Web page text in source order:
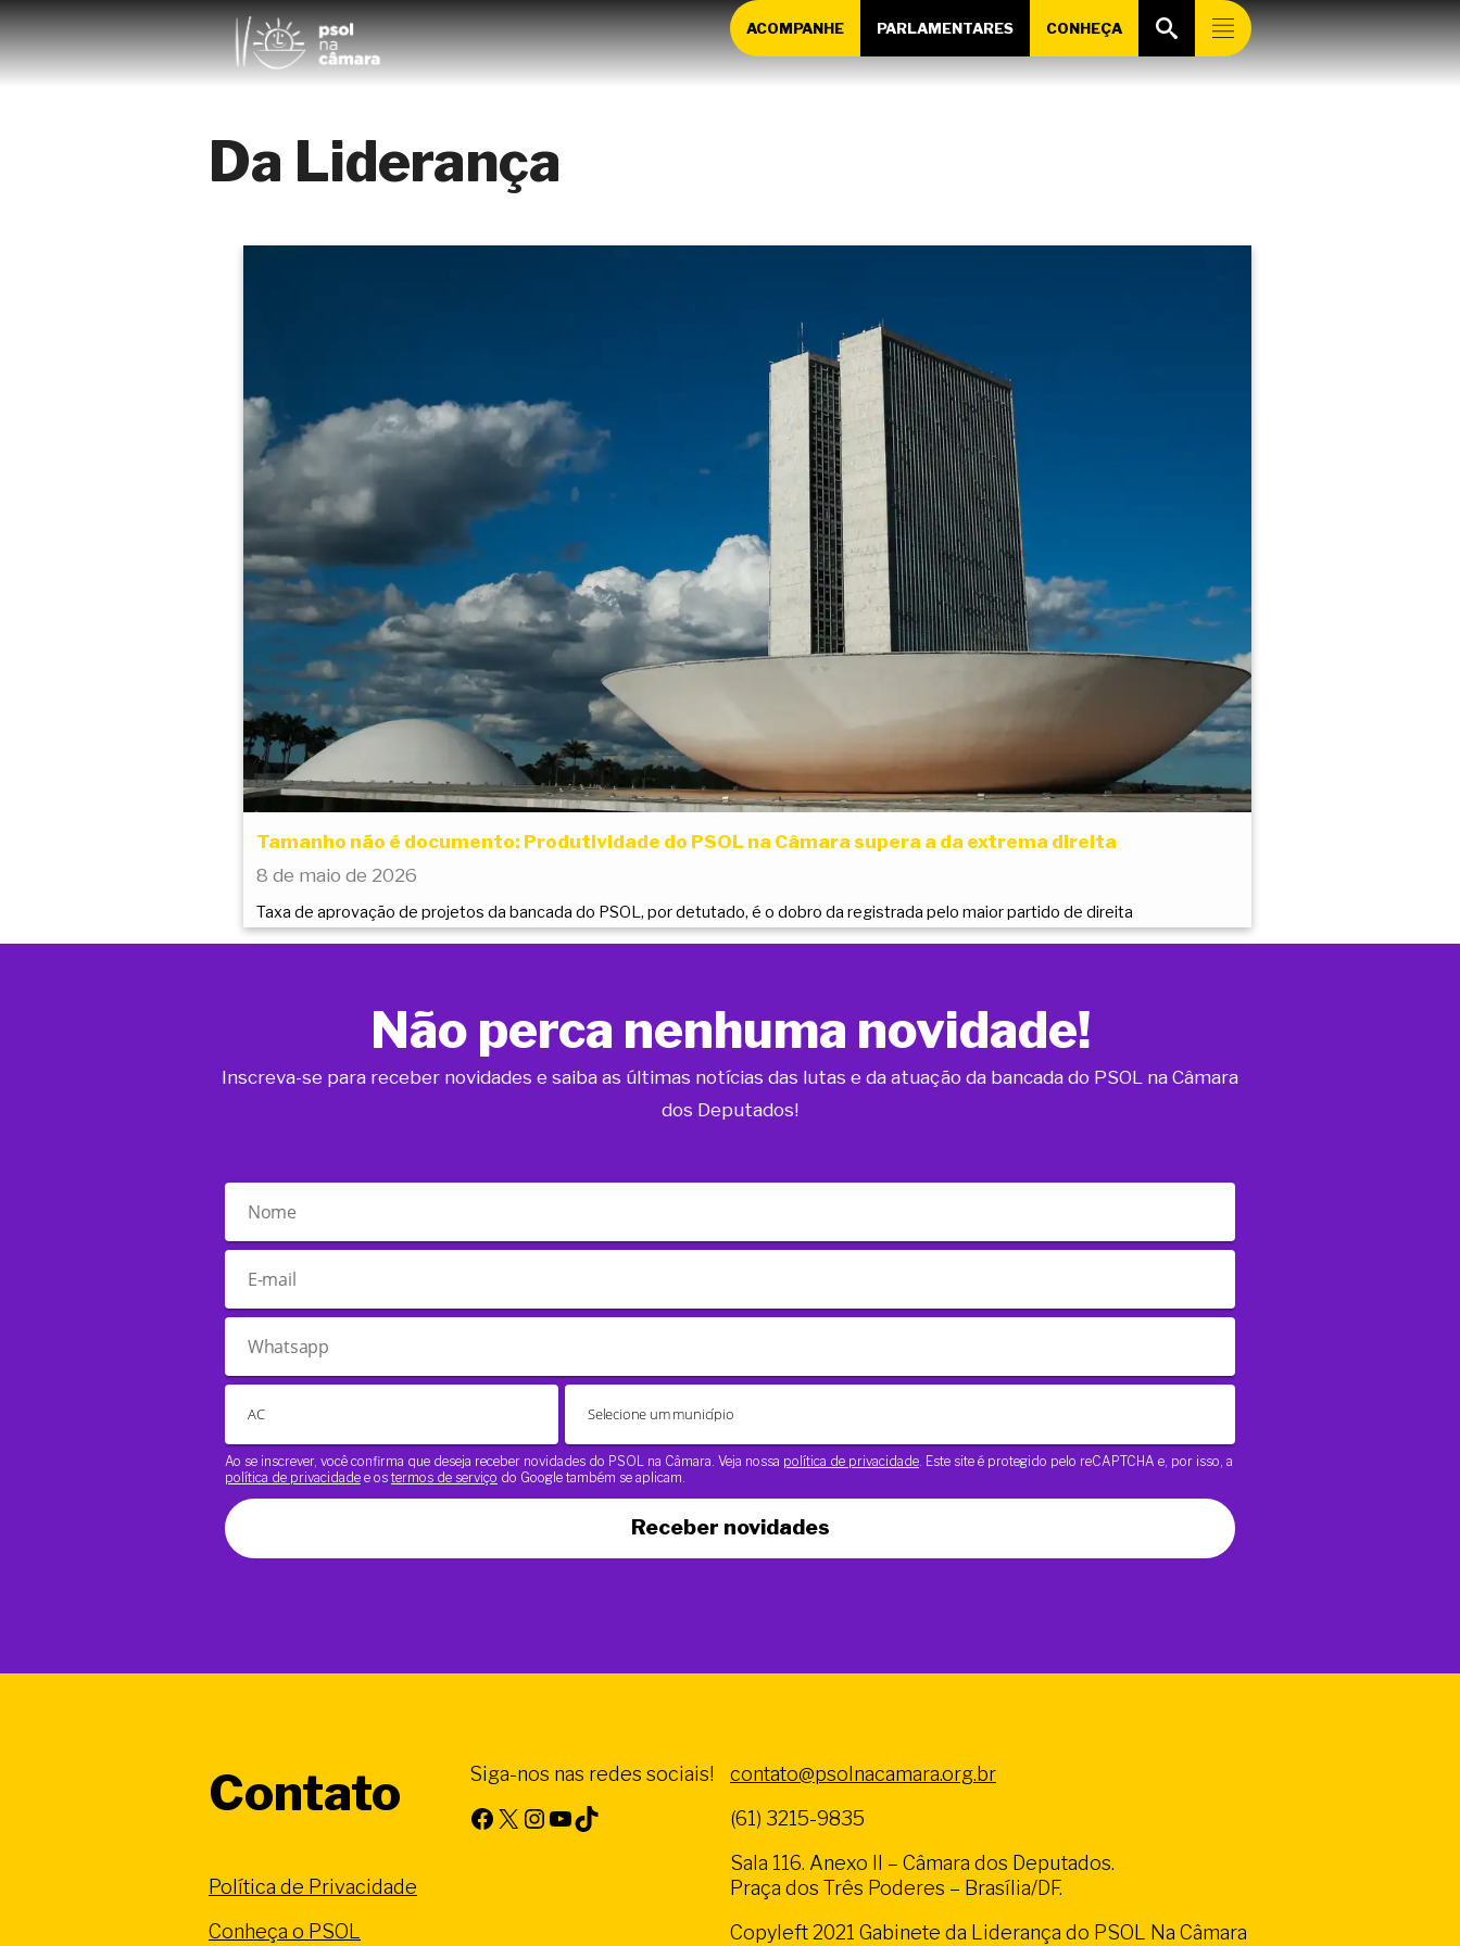
ACOMPANHE PARLAMENTARES CONHEÇA
Da Liderança
Tamanho não é documento: Produtividade do PSOL na Câmara supera a da extrema direita
8 de maio de 2026
Taxa de aprovação de projetos da bancada do PSOL, por detutado, é o dobro da registrada pelo maior partido de direita
Não perca nenhuma novidade!
Inscreva-se para receber novidades e saiba as últimas notícias das lutas e da atuação da bancada do PSOL na Câmara
dos Deputados!
Ao se inscrever, você confirma que deseja receber novidades do PSOL na Câmara. Veja nossa política de privacidade . Este site é protegido pelo reCAPTCHA e, por isso, a
política de privacidade e os termos de serviço do Google também se aplicam.
Receber novidades
Contato
Política de Privacidade
Conheça o PSOL
Siga-nos nas redes sociais!
Facebook X Instagram Youtube TikTok
contato@psolnacamara.org.br
(61) 3215-9835
Sala 116. Anexo II – Câmara dos Deputados.
Praça dos Três Poderes – Brasília/DF.
Copyleft 2021 Gabinete da Liderança do PSOL Na Câmara